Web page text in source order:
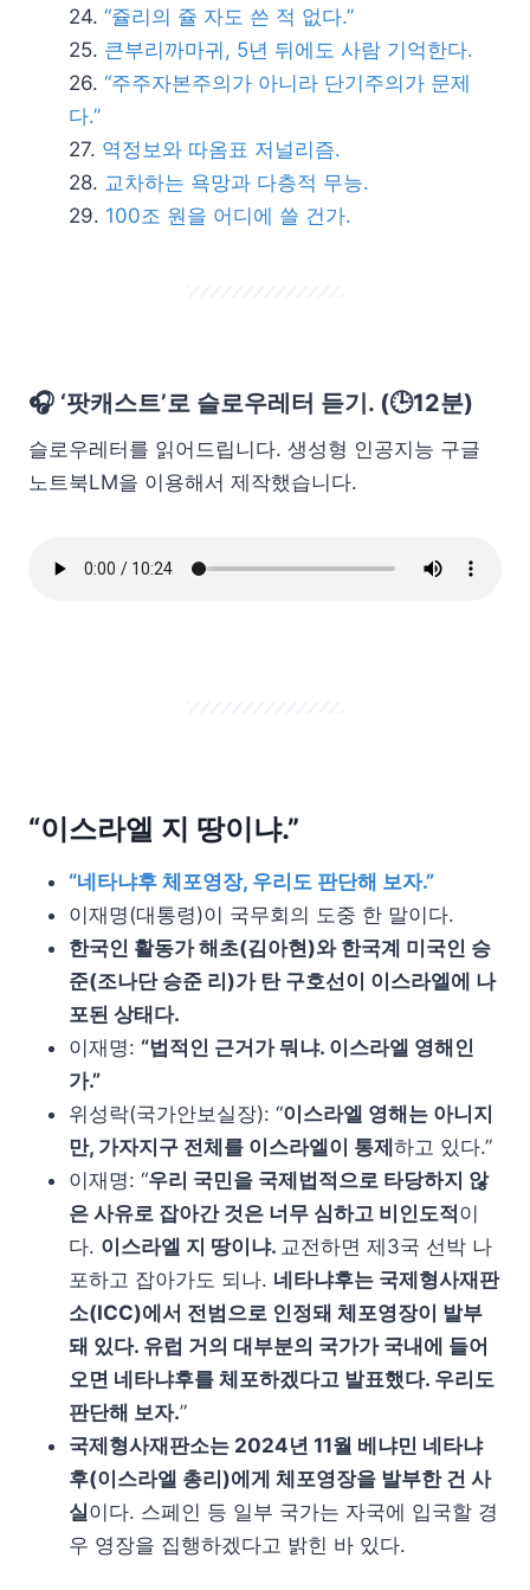
“쥴리의 쥴 자도 쓴 적 없다.”
큰부리까마귀, 5년 뒤에도 사람 기억한다.
“주주자본주의가 아니라 단기주의가 문제
다.”
역정보와 따옴표 저널리즘.
교차하는 욕망과 다층적 무능.
100조 원을 어디에 쓸 건가.
🎧 ‘팟캐스트’로 슬로우레터 듣기. (🕒12분)
슬로우레터를 읽어드립니다. 생성형 인공지능 구글
노트북LM을 이용해서 제작했습니다.
“이스라엘 지 땅이냐.”
“네타냐후 체포영장, 우리도 판단해 보자.”
이재명(대통령)이 국무회의 도중 한 말이다.
한국인 활동가 해초(김아현)와 한국계 미국인 승
준(조나단 승준 리)가 탄 구호선이 이스라엘에 나
포된 상태다.
이재명: “법적인 근거가 뭐냐. 이스라엘 영해인
가.”
위성락(국가안보실장): “이스라엘 영해는 아니지
만, 가자지구 전체를 이스라엘이 통제 하고 있다.”
이재명: “우리 국민을 국제법적으로 타당하지 않
은 사유로 잡아간 것은 너무 심하고 비인도적 이
다. 이스라엘 지 땅이냐. 교전하면 제3국 선박 나
포하고 잡아가도 되나. 네타냐후는 국제형사재판
소(ICC)에서 전범으로 인정돼 체포영장이 발부
돼 있다. 유럽 거의 대부분의 국가가 국내에 들어
오면 네타냐후를 체포하겠다고 발표했다. 우리도
판단해 보자.”
국제형사재판소는 2024년 11월 베냐민 네타냐
후(이스라엘 총리)에게 체포영장을 발부한 건 사
실이다. 스페인 등 일부 국가는 자국에 입국할 경
우 영장을 집행하겠다고 밝힌 바 있다.